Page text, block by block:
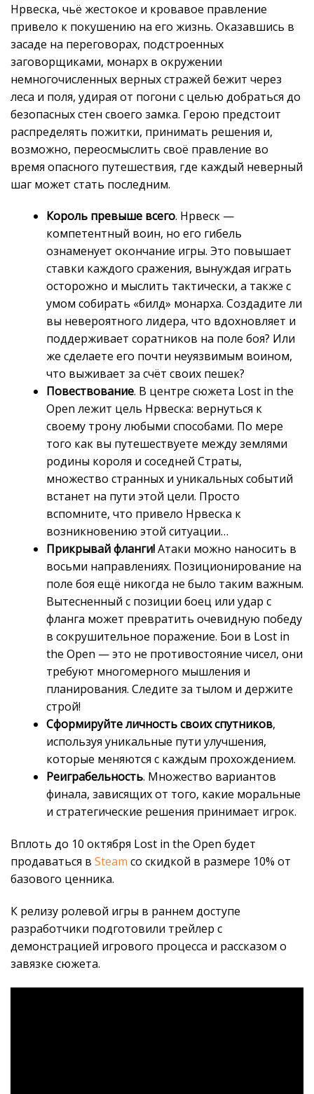
Нрвеска, чьё жестокое и кровавое правление
привело к покушению на его жизнь. Оказавшись в
засаде на переговорах, подстроенных
заговорщиками, монарх в окружении
немногочисленных верных стражей бежит через
леса и поля, удирая от погони с целью добраться до
безопасных стен своего замка. Герою предстоит
распределять пожитки, принимать решения и,
возможно, переосмыслить своё правление во
время опасного путешествия, где каждый неверный
шаг может стать последним.
Король превыше всего. Нрвеск —
компетентный воин, но его гибель
ознаменует окончание игры. Это повышает
ставки каждого сражения, вынуждая играть
осторожно и мыслить тактически, а также с
умом собирать «билд» монарха. Создадите ли
вы невероятного лидера, что вдохновляет и
поддерживает соратников на поле боя? Или
же сделаете его почти неуязвимым воином,
что выживает за счёт своих пешек?
Повествование. В центре сюжета Lost in the
Open лежит цель Нрвеска: вернуться к
своему трону любыми способами. По мере
того как вы путешествуете между землями
родины короля и соседней Страты,
множество странных и уникальных событий
встанет на пути этой цели. Просто
вспомните, что привело Нрвеска к
возникновению этой ситуации…
Прикрывай фланги!Атаки можно наносить в
восьми направлениях. Позиционирование на
поле боя ещё никогда не было таким важным.
Вытесненный с позиции боец или удар с
фланга может превратить очевидную победу
в сокрушительное поражение. Бои в Lost in
the Open — это не противостояние чисел, они
требуют многомерного мышления и
планирования. Следите за тылом и держите
строй!
Сформируйте личность своих спутников,
используя уникальные пути улучшения,
которые меняются с каждым прохождением.
Реиграбельность. Множество вариантов
финала, зависящих от того, какие моральные
и стратегические решения принимает игрок.
Вплоть до 10 октября Lost in the Open будет
продаваться в Steam со скидкой в размере 10% от
базового ценника.
К релизу ролевой игры в раннем доступе
разработчики подготовили трейлер с
демонстрацией игрового процесса и рассказом о
завязке сюжета.